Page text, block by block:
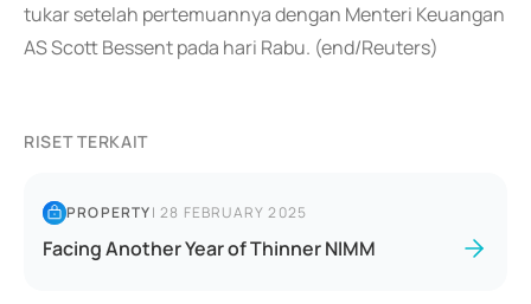
tukar setelah pertemuannya dengan Menteri Keuangan
AS Scott Bessent pada hari Rabu. (end/Reuters)
RISET TERKAIT
PROPERTY|28 FEBRUARY 2025
Facing Another Year of Thinner NIMM